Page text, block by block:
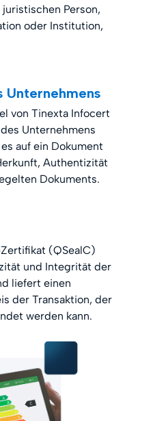
Person,
oder Institution,
Unternehmens
von Tinexta Infocert
Unternehmens
auf ein Dokument
Authentizität
Dokuments.
(QSealC)
und Integrität der
liefert einen
der Transaktion, der
werden kann.